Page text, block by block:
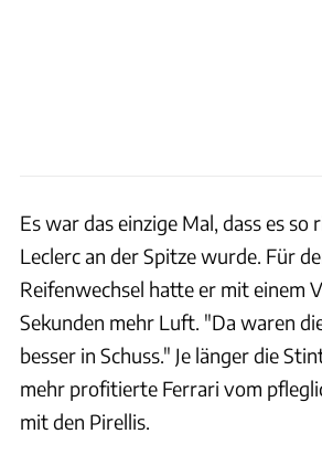
Es war das einzige Mal, dass es
Leclerc an der Spitze wurde. Für
Reifenwechsel hatte er mit einem
Sekunden mehr Luft. "Da waren
besser in Schuss." Je länger die
mehr profitierte Ferrari vom
mit den Pirellis.